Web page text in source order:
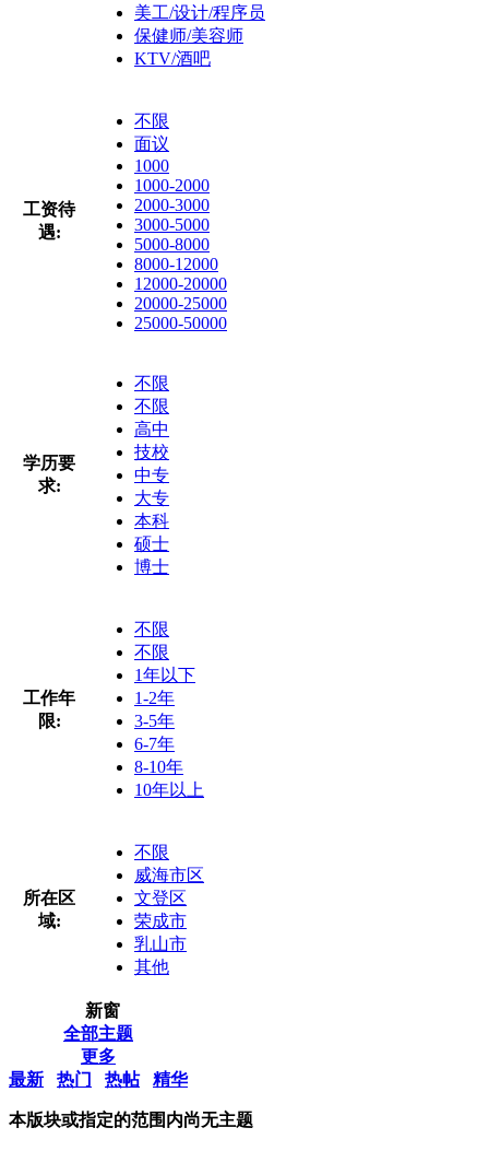
美工/设计/程序员
保健师/美容师
KTV/酒吧
工资待
遇:
不限
面议
1000
1000-2000
2000-3000
3000-5000
5000-8000
8000-12000
12000-20000
20000-25000
25000-50000
学历要
求:
不限
不限
高中
技校
中专
大专
本科
硕士
博士
工作年
限:
不限
不限
1年以下
1-2年
3-5年
6-7年
8-10年
10年以上
所在区
域:
不限
威海市区
文登区
荣成市
乳山市
其他
新窗
全部主题
更多
最新
热门 热帖 精华
本版块或指定的范围内尚无主题